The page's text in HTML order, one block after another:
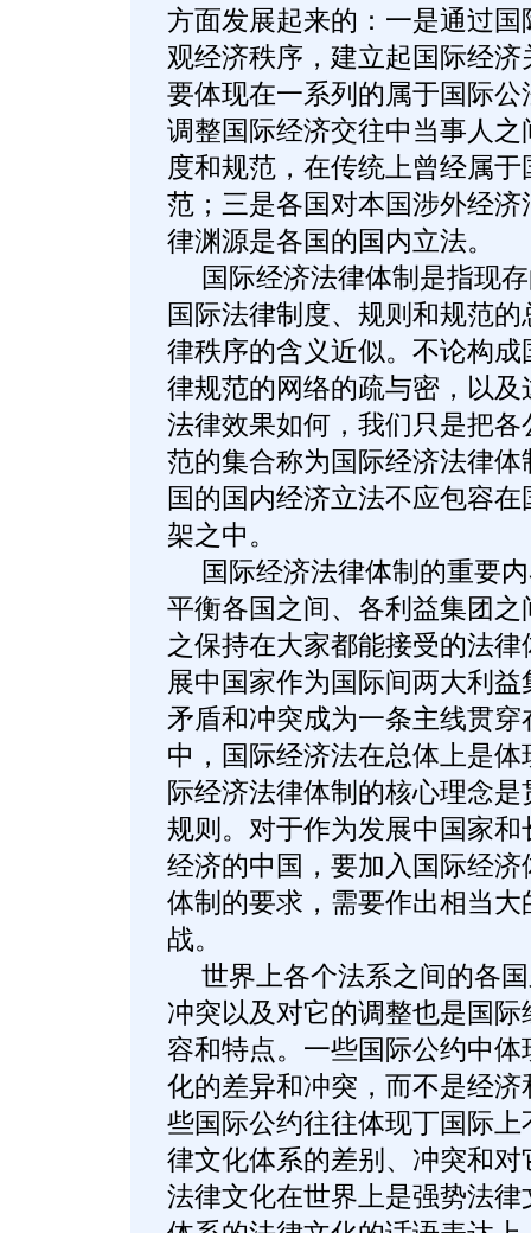
方面发展起来的：一是通过
观经济秩序，建立起国际经
要体现在一系列的属于国际
调整国际经济交往中当事人
度和规范，在传统上曾经属
范；三是各国对本国涉外经
律渊源是各国的国内立法。
国际经济法律体制是指现存
国际法律制度、规则和规范
律秩序的含义近似。不论构
律规范的网络的疏与密，以
法律效果如何，我们只是把
范的集合称为国际经济法律
国的国内经济立法不应包容
架之中。
国际经济法律体制的重要内
平衡各国之间、各利益集团
之保持在大家都能接受的法
展中国家作为国际间两大利
矛盾和冲突成为一条主线贯
中，国际经济法在总体上是
际经济法律体制的核心理念
规则。对于作为发展中国家
经济的中国，要加入国际经
体制的要求，需要作出相当
战。
世界上各个法系之间的各国
冲突以及对它的调整也是国
容和特点。一些国际公约中
化的差异和冲突，而不是经
些国际公约往往体现丁国际
律文化体系的差别、冲突和
法律文化在世界上是强势法